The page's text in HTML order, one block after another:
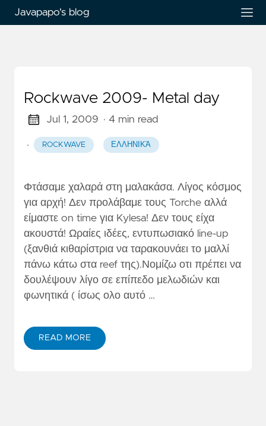
Javapapo's blog
Rockwave 2009- Metal day
Jul 1, 2009 · 4 min read
· ROCKWAVE ΕΛΛΗΝΙΚΆ
Φτάσαμε χαλαρά στη μαλακάσα. Λίγος κόσμος
για αρχή! Δεν προλάβαμε τους Torche αλλά
είμαστε on time για Kylesa! Δεν τους είχα
ακουστά! Ωραίες ιδέες, εντυπωσιακό line-up
(ξανθιά κιθαρίστρια να ταρακουνάει το μαλλί
πάνω κάτω στα reef της).Νομίζω οτι πρέπει να
δουλέψουν λίγο σε επίπεδο μελωδιών και
φωνητικά ( ίσως ολο αυτό …
READ MORE